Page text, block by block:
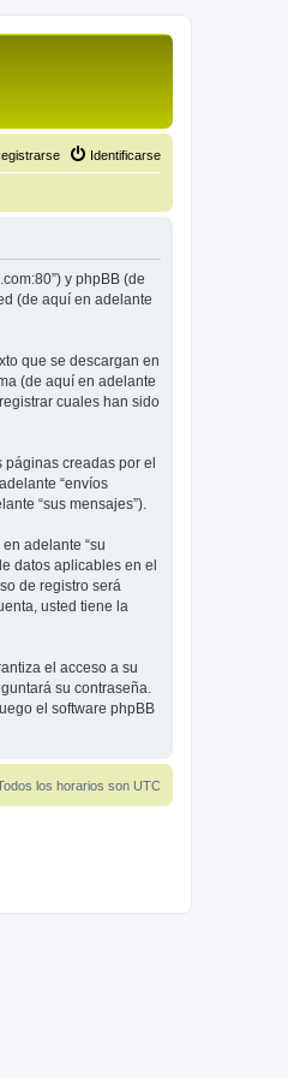
Identificarse
y phpBB (de
(de aquí en adelante
que se descargan en
(de aquí en adelante
cuales han sido
páginas creadas por el
“envíos
“sus mensajes”).
adelante “su
datos aplicables en el
de registro será
usted tiene la
el acceso a su
su contraseña.
el software phpBB
los horarios son UTC